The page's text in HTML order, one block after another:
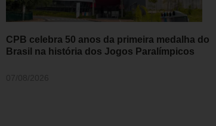
CPB celebra 50 anos da primeira medalha do
Brasil na história dos Jogos Paralímpicos